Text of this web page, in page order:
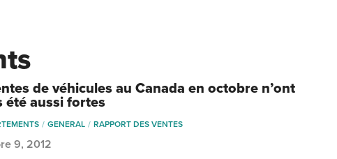
de véhicules au Canada en octobre n’ont
été aussi fortes
GENERAL RAPPORT DES VENTES
9, 2012